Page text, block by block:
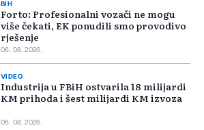
BIH
Forto: Profesionalni vozači ne mogu
više čekati, EK ponudili smo provodivo
rješenje
06. 08. 2026.
VIDEO
Industrija u FBiH ostvarila 18 milijardi
KM prihoda i šest milijardi KM izvoza
06. 08. 2026.